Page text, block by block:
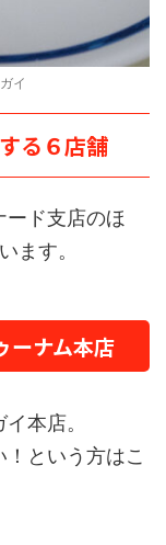
イ
る６店舗
ド支店のほ
ます。
ーナム本店
本店。
という方はこ